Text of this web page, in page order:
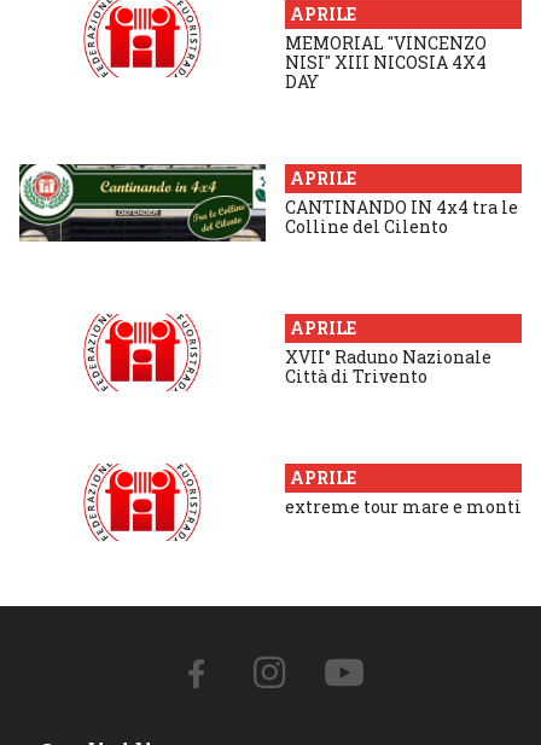
APRILE
MEMORIAL "VINCENZO
NISI" XIII NICOSIA 4X4
DAY
APRILE
CANTINANDO IN 4x4 tra le
Colline del Cilento
APRILE
XVII° Raduno Nazionale
Città di Trivento
APRILE
extreme tour mare e monti